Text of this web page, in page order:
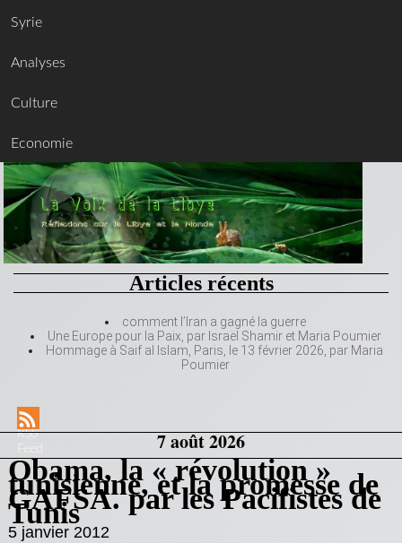
Syrie
Analyses
Culture
Economie
Articles récents
comment l’Iran a gagné la guerre
Une Europe pour la Paix, par Israël Shamir et Maria Poumier
Hommage à Saif al Islam, Paris, le 13 février 2026, par Maria
Poumier
RSS
Feed
7 août 2026
Obama, la « révolution »
tunisienne, et la promesse de
GAFSA. par les Pacifistes de
Tunis
5 janvier 2012